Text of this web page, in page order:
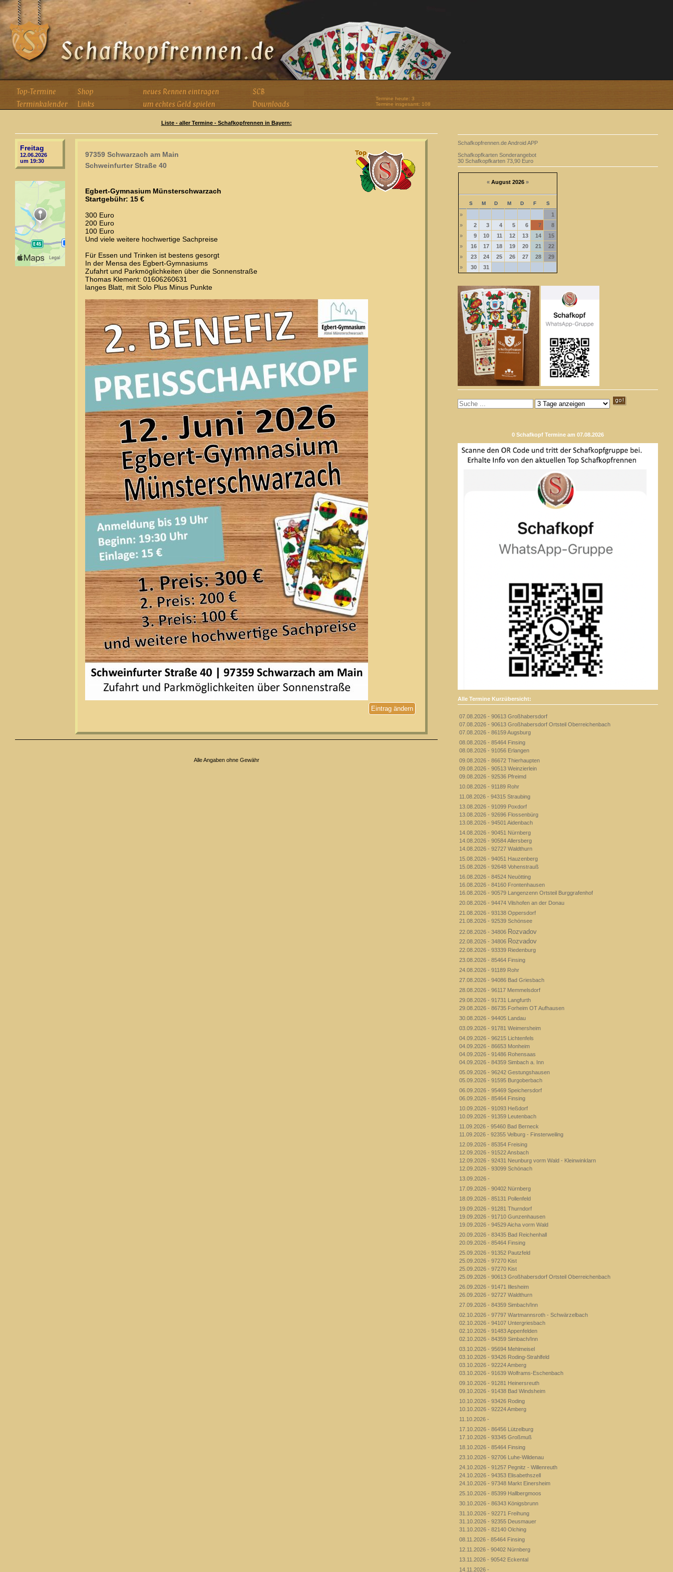
Termine heute: 3
Termine insgesamt: 108
Liste - aller Termine - Schafkopfrennen in Bayern:
Freitag
12.06.2026
um 19:30
97359 Schwarzach am Main
Schweinfurter Straße 40
Egbert-Gymnasium Münsterschwarzach
Startgebühr: 15 €
300 Euro
200 Euro
100 Euro
Und viele weitere hochwertige Sachpreise
Für Essen und Trinken ist bestens gesorgt
In der Mensa des Egbert-Gymnasiums
Zufahrt und Parkmöglichkeiten über die Sonnenstraße
Thomas Klement: 01606260631
langes Blatt, mit Solo Plus Minus Punkte
Eintrag ändern
Alle Angaben ohne Gewähr
Schafkopfrennen.de Android APP
Schafkopfkarten Sonderangebot
30 Schafkopfkarten 73,90 Euro
« August 2026 »
S M D M D F S
»
1
»
2 3 4 5 6 7
8
»
9 10 11 12 13 14
15
»
16 17 18 19 20 21
22
»
23 24 25 26 27 28
29
»
30 31
0 Schafkopf Termine am 07.08.2026
Alle Termine Kurzübersicht:
07.08.2026 - 90613 Großhabersdorf
07.08.2026 - 90613 Großhabersdorf Ortsteil Oberreichenbach
07.08.2026 - 86159 Augsburg
08.08.2026 - 85464 Finsing
08.08.2026 - 91056 Erlangen
09.08.2026 - 86672 Thierhaupten
09.08.2026 - 90513 Weinzierlein
09.08.2026 - 92536 Pfreimd
10.08.2026 - 91189 Rohr
11.08.2026 - 94315 Straubing
13.08.2026 - 91099 Poxdorf
13.08.2026 - 92696 Flossenbürg
13.08.2026 - 94501 Aidenbach
14.08.2026 - 90451 Nürnberg
14.08.2026 - 90584 Allersberg
14.08.2026 - 92727 Waldthurn
15.08.2026 - 94051 Hauzenberg
15.08.2026 - 92648 Vohenstrauß
16.08.2026 - 84524 Neuötting
16.08.2026 - 84160 Frontenhausen
16.08.2026 - 90579 Langenzenn Ortsteil Burggrafenhof
20.08.2026 - 94474 Vilshofen an der Donau
21.08.2026 - 93138 Oppersdorf
21.08.2026 - 92539 Schönsee
22.08.2026 - 34806 Rozvadov
22.08.2026 - 34806 Rozvadov
22.08.2026 - 93339 Riedenburg
23.08.2026 - 85464 Finsing
24.08.2026 - 91189 Rohr
27.08.2026 - 94086 Bad Griesbach
28.08.2026 - 96117 Memmelsdorf
29.08.2026 - 91731 Langfurth
29.08.2026 - 86735 Forheim OT Aufhausen
30.08.2026 - 94405 Landau
03.09.2026 - 91781 Weimersheim
04.09.2026 - 96215 Lichtenfels
04.09.2026 - 86653 Monheim
04.09.2026 - 91486 Rohensaas
04.09.2026 - 84359 Simbach a. Inn
05.09.2026 - 96242 Gestungshausen
05.09.2026 - 91595 Burgoberbach
06.09.2026 - 95469 Speichersdorf
06.09.2026 - 85464 Finsing
10.09.2026 - 91093 Heßdorf
10.09.2026 - 91359 Leutenbach
11.09.2026 - 95460 Bad Berneck
11.09.2026 - 92355 Velburg - Finsterweiling
12.09.2026 - 85354 Freising
12.09.2026 - 91522 Ansbach
12.09.2026 - 92431 Neunburg vorm Wald - Kleinwinklarn
12.09.2026 - 93099 Schönach
13.09.2026 -
17.09.2026 - 90402 Nürnberg
18.09.2026 - 85131 Pollenfeld
19.09.2026 - 91281 Thurndorf
19.09.2026 - 91710 Gunzenhausen
19.09.2026 - 94529 Aicha vorm Wald
20.09.2026 - 83435 Bad Reichenhall
20.09.2026 - 85464 Finsing
25.09.2026 - 91352 Pautzfeld
25.09.2026 - 97270 Kist
25.09.2026 - 97270 Kist
25.09.2026 - 90613 Großhabersdorf Ortsteil Oberreichenbach
26.09.2026 - 91471 Illesheim
26.09.2026 - 92727 Waldthurn
27.09.2026 - 84359 Simbach/Inn
02.10.2026 - 97797 Wartmannsroth - Schwärzelbach
02.10.2026 - 94107 Untergriesbach
02.10.2026 - 91483 Appenfelden
02.10.2026 - 84359 Simbach/Inn
03.10.2026 - 95694 Mehlmeisel
03.10.2026 - 93426 Roding-Strahlfeld
03.10.2026 - 92224 Amberg
03.10.2026 - 91639 Wolframs-Eschenbach
09.10.2026 - 91281 Heinersreuth
09.10.2026 - 91438 Bad Windsheim
10.10.2026 - 93426 Roding
10.10.2026 - 92224 Amberg
11.10.2026 -
17.10.2026 - 86456 Lützelburg
17.10.2026 - 93345 Großmuß
18.10.2026 - 85464 Finsing
23.10.2026 - 92706 Luhe-Wildenau
24.10.2026 - 91257 Pegnitz - Willenreuth
24.10.2026 - 94353 Elisabethszell
24.10.2026 - 97348 Markt Einersheim
25.10.2026 - 85399 Hallbergmoos
30.10.2026 - 86343 Königsbrunn
31.10.2026 - 92271 Freihung
31.10.2026 - 92355 Deusmauer
31.10.2026 - 82140 Olching
08.11.2026 - 85464 Finsing
12.11.2026 - 90402 Nürnberg
13.11.2026 - 90542 Eckental
14.11.2026 -